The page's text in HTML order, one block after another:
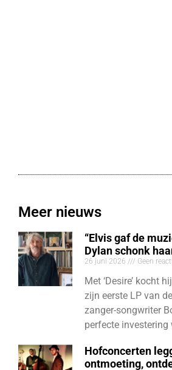
Meer nieuws
“Elvis gaf de
Dylan schonk
26 juni 2026 Geen
Met ‘Desire’ kocht
zijn eerste LP van
zanger-songwriter
perfecte investering
Hofconcerten
ontmoeting,